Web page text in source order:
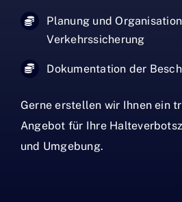
Planung und
Verkehrssicherung
Dokumentation der
Gerne erstellen wir Ihnen ein
Angebot für Ihre
und Umgebung.